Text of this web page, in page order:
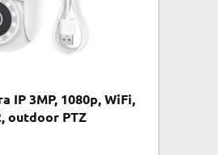
IP 3MP, 1080p, WiFi,
outdoor PTZ